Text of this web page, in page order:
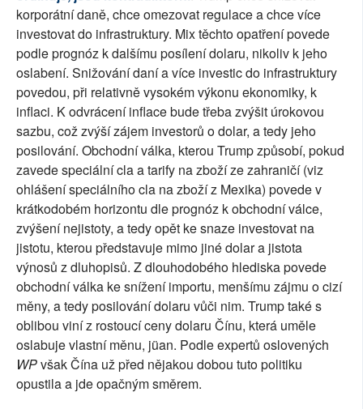
korporátní daně, chce omezovat regulace a chce více
investovat do infrastruktury. Mix těchto opatření povede
podle prognóz k dalšímu posílení dolaru, nikoliv k jeho
oslabení. Snižování daní a více investic do infrastruktury
povedou, při relativně vysokém výkonu ekonomiky, k
inflaci. K odvrácení inflace bude třeba zvýšit úrokovou
sazbu, což zvýší zájem investorů o dolar, a tedy jeho
posilování. Obchodní válka, kterou Trump způsobí, pokud
zavede speciální cla a tarify na zboží ze zahraničí (viz
ohlášení speciálního cla na zboží z Mexika) povede v
krátkodobém horizontu dle prognóz k obchodní válce,
zvýšení nejistoty, a tedy opět ke snaze investovat na
jistotu, kterou představuje mimo jiné dolar a jistota
výnosů z dluhopisů. Z dlouhodobého hlediska povede
obchodní válka ke snížení importu, menšímu zájmu o cizí
měny, a tedy posilování dolaru vůči nim. Trump také s
oblibou viní z rostoucí ceny dolaru Čínu, která uměle
oslabuje vlastní měnu, jüan. Podle expertů oslovených
WPvšak Čína už před nějakou dobou tuto politiku
opustila a jde opačným směrem.